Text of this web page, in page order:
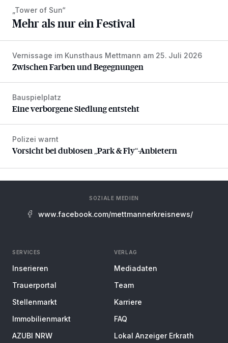
„Tower of Sun“
Mehr als nur ein Festival
Zwischen Farben und Begegnungen
Vernissage im Kunsthaus Mettmann am 25. Juli 2026
Zwischen Farben und Begegnungen
Eine verborgene Siedlung entsteht
Bauspielplatz
Eine verborgene Siedlung entsteht
Vorsicht bei dubiosen „Park & Fly“-Anbietern
Polizei warnt
Vorsicht bei dubiosen „Park & Fly“-Anbietern
SOZIALE MEDIEN
www.facebook.com/mettmannerkreisnews/
SERVICES
Inserieren
Trauerportal
Stellenmarkt
Immobilienmarkt
AZUBI NRW
VERLAG
Mediadaten
Team
Karriere
FAQ
Lokal Anzeiger Erkrath